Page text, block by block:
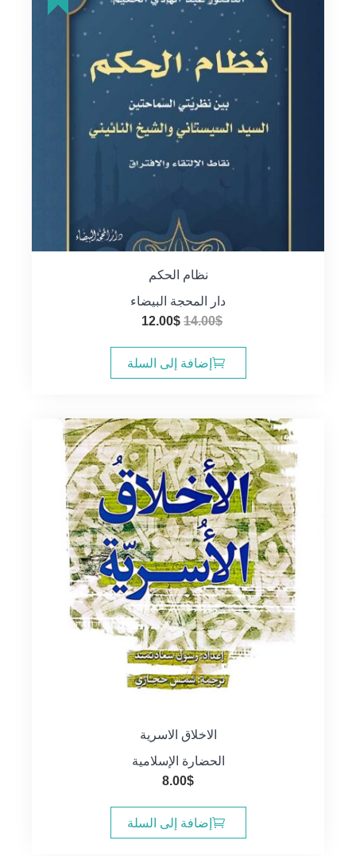
نظام الحكم
دار المحجة البيضاء
14.00$
السعر
هو:
14.00$.
12.00$
هو:
12.00$.
إضافة إلى السلة
الاخلاق الاسرية
الحضارة الإسلامية
8.00$
إضافة إلى السلة